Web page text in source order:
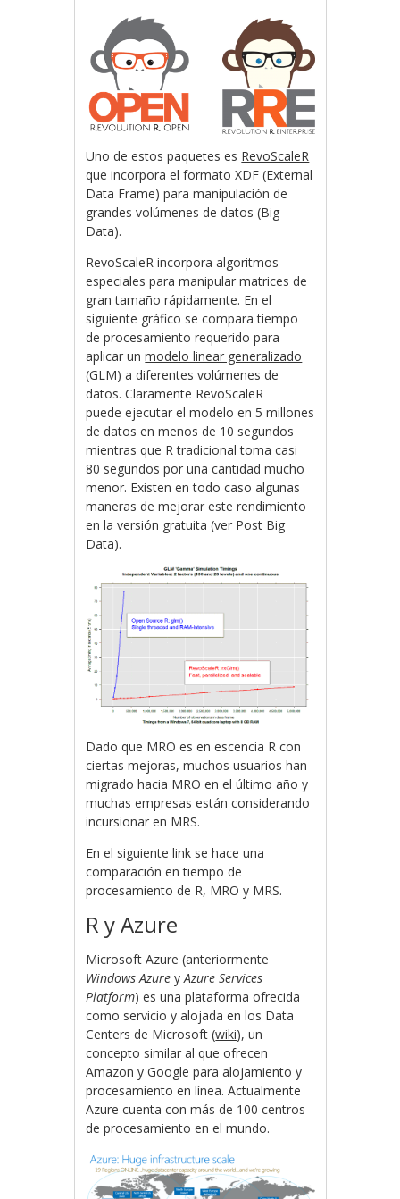
Uno de estos paquetes es RevoScaleR
que incorpora el formato XDF (External
Data Frame) para manipulación de
grandes volúmenes de datos (Big
Data).
RevoScaleR incorpora algoritmos
especiales para manipular matrices de
gran tamaño rápidamente. En el
siguiente gráfico se compara tiempo
de procesamiento requerido para
aplicar unmodelo linear generalizado
(GLM) a diferentes volúmenes de
datos. Claramente RevoScaleR
puede ejecutar el modelo en 5 millones
de datos en menos de 10 segundos
mientras que R tradicional toma casi
80 segundos por una cantidad mucho
menor. Existen en todo caso algunas
maneras de mejorar este rendimiento
en la versión gratuita (ver Post Big
Data).
Dado que MRO es en escencia R con
ciertas mejoras, muchos usuarios han
migrado hacia MRO en el último año y
muchas empresas están considerando
incursionar en MRS.
En el siguientelink se hace una
comparación en tiempo de
procesamiento de R, MRO y MRS.
R y Azure
Microsoft Azure (anteriormente
Windows Azure yAzure Services
Platform) es una plataforma ofrecida
como servicio y alojada en los Data
Centers de Microsoft (wiki), un
concepto similar al que ofrecen
Amazon y Google para alojamiento y
procesamiento en línea. Actualmente
Azure cuenta con más de 100 centros
de procesamiento en el mundo.